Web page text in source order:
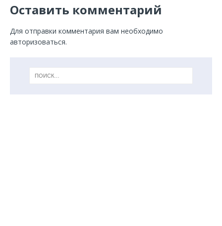
Оставить комментарий
Для отправки комментария вам необходимо
авторизоваться.